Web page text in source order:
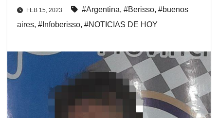
FEB 15, 2023 #Argentina, #Berisso, #buenos
aires, #Infoberisso, #NOTICIAS DE HOY